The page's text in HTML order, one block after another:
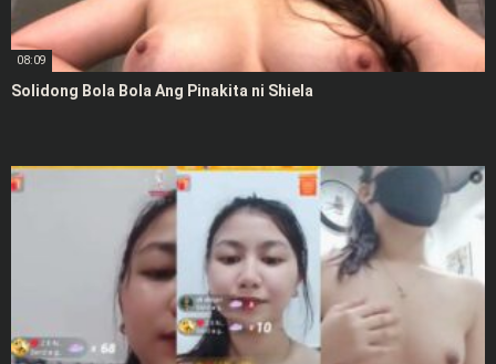
08:09
Solidong Bola Bola Ang Pinakita ni Shiela